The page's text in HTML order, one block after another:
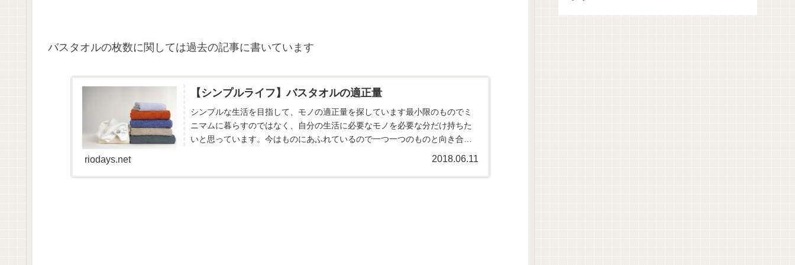
バスタオルの枚数に関しては過去の記事に書いています
【シンプルライフ】バスタオルの適正量
シンプルな生活を目指して、モノの適正量を探しています最小限のものでミ
ニマムに暮らすのではなく、自分の生活に必要なモノを必要な分だけ持ちた
いと思っています。今はものにあふれているので一つ一つのものと向き合
riodays.net 2018.06.11